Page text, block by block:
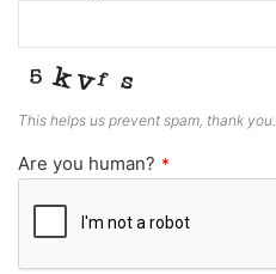
This helps us prevent spam, thank you.
Are you human? *